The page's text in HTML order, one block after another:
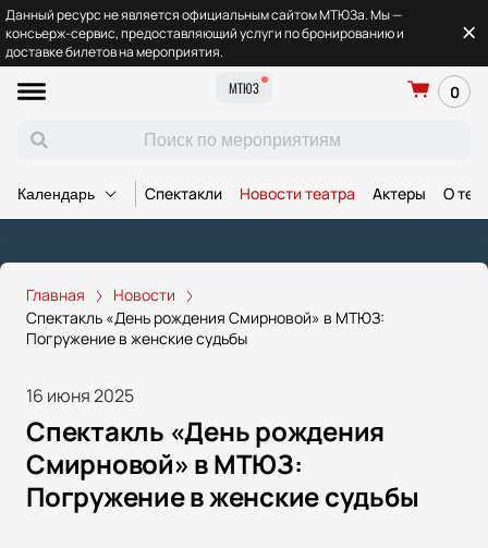
Данный ресурс не является официальным сайтом МТЮЗа. Мы —
консьерж-сервис, предоставляющий услуги по бронированию и
доставке билетов на мероприятия.
МТЮЗ
0
Календарь Спектакли Новости театра Актеры О
Главная
Новости
Спектакль «День рождения Смирновой» в МТЮЗ:
Погружение в женские судьбы
16 июня 2025
Спектакль «День рождения
Смирновой» в МТЮЗ:
Погружение в женские судьбы